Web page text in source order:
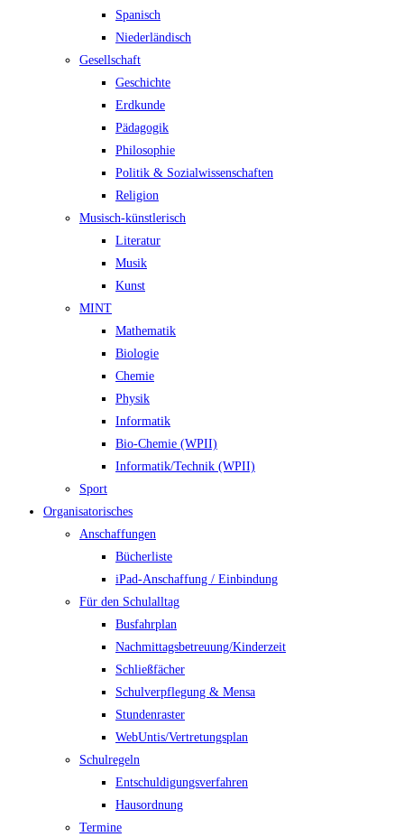
Spanisch
Niederländisch
Gesellschaft
Geschichte
Erdkunde
Pädagogik
Philosophie
Politik & Sozialwissenschaften
Religion
Musisch-künstlerisch
Literatur
Musik
Kunst
MINT
Mathematik
Biologie
Chemie
Physik
Informatik
Bio-Chemie (WPII)
Informatik/Technik (WPII)
Sport
Organisatorisches
Anschaffungen
Bücherliste
iPad-Anschaffung / Einbindung
Für den Schulalltag
Busfahrplan
Nachmittagsbetreuung/Kinderzeit
Schließfächer
Schulverpflegung & Mensa
Stundenraster
WebUntis/Vertretungsplan
Schulregeln
Entschuldigungsverfahren
Hausordnung
Termine